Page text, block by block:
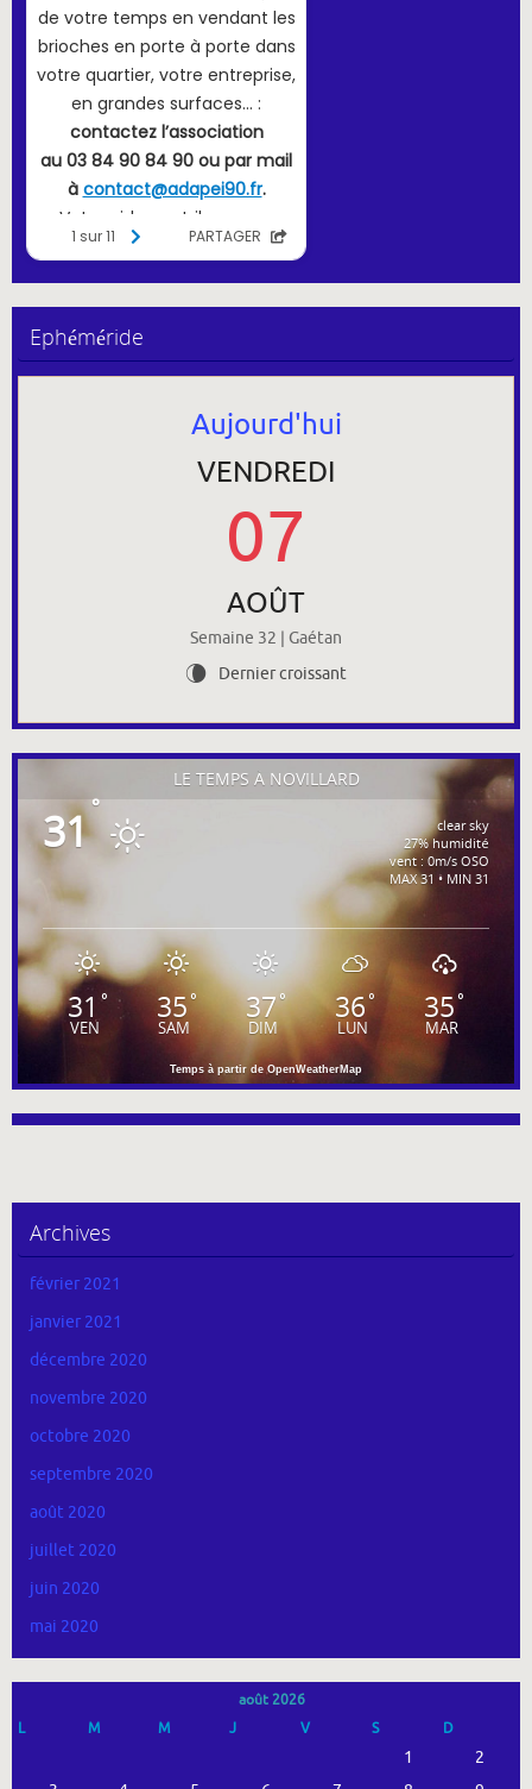
Ephéméride
Aujourd'hui
VENDREDI
07
AOÛT
Semaine 32 | Gaétan
V Dernier croissant
LE TEMPS À NOVILLARD
31°
clear sky
27% humidité
vent : 0m/s OSO
MAX 31 • MIN 31
31 °
VEN
35°
SAM
37°
DIM
36°
LUN
35°
MAR
Temps à partir de OpenWeatherMap
Archives
février 2021
janvier 2021
décembre 2020
novembre 2020
octobre 2020
septembre 2020
août 2020
juillet 2020
juin 2020
mai 2020
août 2026
L
M M J V S D
1
2